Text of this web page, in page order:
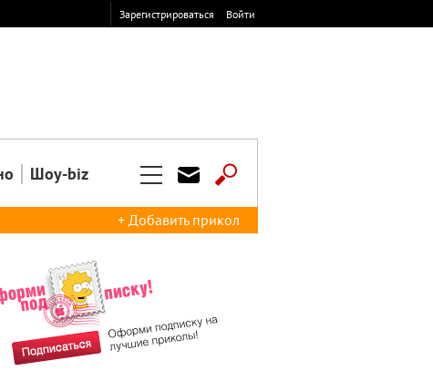
Зарегистрироваться Войти
Шоу-biz
+ Добавить прикол